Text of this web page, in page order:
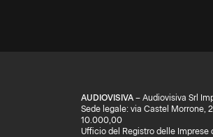
AUDIOVISIVA – Audiovisiva Srl
Sede legale: via Castel Morrone,
10.000,00
Ufficio del Registro delle Imprese